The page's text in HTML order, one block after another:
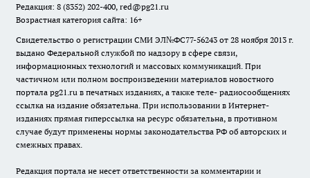
Редакция: 8 (8352) 202-400, red@pg21.ru
Возрастная категория сайта: 16+
Свидетельство о регистрации СМИ ЭЛ№ФС77-56243 от 28 ноября 2013 г.
выдано Федеральной службой по надзору в сфере связи,
информационных технологий и массовых коммуникаций. При
частичном или полном воспроизведении материалов новостного
портала pg21.ru в печатных изданиях, а также теле- радиосообщениях
ссылка на издание обязательна. При использовании в Интернет-
изданиях прямая гиперссылка на ресурс обязательна, в противном
случае будут применены нормы законодательства РФ об авторских и
смежных правах.
Редакция портала не несет ответственности за комментарии и